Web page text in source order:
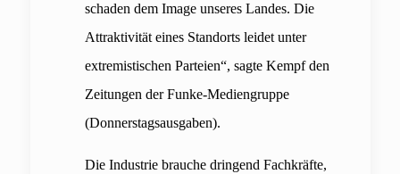
schaden dem Image unseres Landes. Die
Attraktivität eines Standorts leidet unter
extremistischen Parteien“, sagte Kempf den
Zeitungen der Funke-Mediengruppe
(Donnerstagsausgaben).
Die Industrie brauche dringend Fachkräfte,